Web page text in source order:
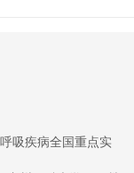
吸疾病全国重点实